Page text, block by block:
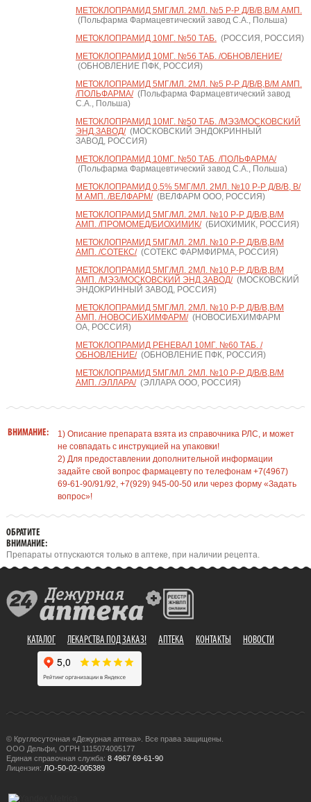
МЕТОКЛОПРАМИД 5МГ/МЛ. 2МЛ. №5 Р-Р Д/В/В,В/М АМП.
(Польфарма Фармацевтический завод С.А., Польша)
МЕТОКЛОПРАМИД 10МГ. №50 ТАБ.(РОССИЯ, РОССИЯ)
МЕТОКЛОПРАМИД 10МГ. №56 ТАБ. /ОБНОВЛЕНИЕ/
(ОБНОВЛЕНИЕ ПФК, РОССИЯ)
МЕТОКЛОПРАМИД 5МГ/МЛ. 2МЛ. №5 Р-Р Д/В/В,В/М АМП.
/ПОЛЬФАРМА/(Польфарма Фармацевтический завод
С.А., Польша)
МЕТОКЛОПРАМИД 10МГ. №50 ТАБ. /МЭЗ/МОСКОВСКИЙ
ЭНД.ЗАВОД/(МОСКОВСКИЙ ЭНДОКРИННЫЙ
ЗАВОД, РОССИЯ)
МЕТОКЛОПРАМИД 10МГ. №50 ТАБ. /ПОЛЬФАРМА/
(Польфарма Фармацевтический завод С.А., Польша)
МЕТОКЛОПРАМИД 0,5% 5МГ/МЛ. 2МЛ. №10 Р-Р Д/В/В, В/
М АМП. /ВЕЛФАРМ/(ВЕЛФАРМ ООО, РОССИЯ)
МЕТОКЛОПРАМИД 5МГ/МЛ. 2МЛ. №10 Р-Р Д/В/В,В/М
АМП. /ПРОМОМЕД/БИОХИМИК/(БИОХИМИК, РОССИЯ)
МЕТОКЛОПРАМИД 5МГ/МЛ. 2МЛ. №10 Р-Р Д/В/В,В/М
АМП. /СОТЕКС/(СОТЕКС ФАРМФИРМА, РОССИЯ)
МЕТОКЛОПРАМИД 5МГ/МЛ. 2МЛ. №10 Р-Р Д/В/В,В/М
АМП. /МЭЗ/МОСКОВСКИЙ ЭНД.ЗАВОД/(МОСКОВСКИЙ
ЭНДОКРИННЫЙ ЗАВОД, РОССИЯ)
МЕТОКЛОПРАМИД 5МГ/МЛ. 2МЛ. №10 Р-Р Д/В/В,В/М
АМП. /НОВОСИБХИМФАРМ/(НОВОСИБХИМФАРМ
ОА, РОССИЯ)
МЕТОКЛОПРАМИД РЕНЕВАЛ 10МГ. №60 ТАБ. /
ОБНОВЛЕНИЕ/(ОБНОВЛЕНИЕ ПФК, РОССИЯ)
МЕТОКЛОПРАМИД 5МГ/МЛ. 2МЛ. №10 Р-Р Д/В/В,В/М
АМП. /ЭЛЛАРА/(ЭЛЛАРА ООО, РОССИЯ)
ВНИМАНИЕ:
1) Описание препарата взята из справочника РЛС, и может
не совпадать с инструкцией на упаковки!
2) Для предоставлении дополнительной информации
задайте свой вопрос фармацевту по телефонам +7(4967)
69-61-90/91/92, +7(929) 945-00-50 или через форму «Задать
вопрос»!
ОБРАТИТЕ
ВНИМАНИЕ:
Препараты отпускаются только в аптеке, при наличии рецепта.
КАТАЛОГ ЛЕКАРСТВА ПОД ЗАКАЗ! АПТЕКА КОНТАКТЫ НОВОСТИ
© Круглосуточная «Дежурная аптека». Все права защищены.
ООО Дельфи, ОГРН 1115074005177
Единая справочная служба: 8 4967 69-61-90
Лицензия: ЛО-50-02-005389